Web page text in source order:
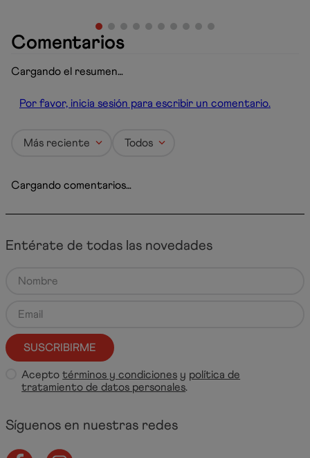
Comentarios
Cargando el resumen…
Por favor, inicia sesión para escribir un comentario.
Más reciente Todos
Cargando comentarios…
Entérate de todas las novedades
SUSCRIBIRME
Aceptotérminos y condiciones y política de
tratamiento de datos personales.
Síguenos en nuestras redes